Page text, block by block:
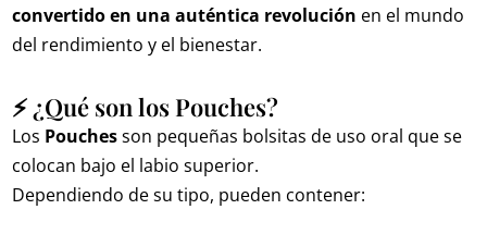
convertido en una auténtica revolución en el mundo
del rendimiento y el bienestar.
⚡ ¿Qué son los Pouches?
Los Pouchesson pequeñas bolsitas de uso oral que se
colocan bajo el labio superior.
Dependiendo de su tipo, pueden contener: